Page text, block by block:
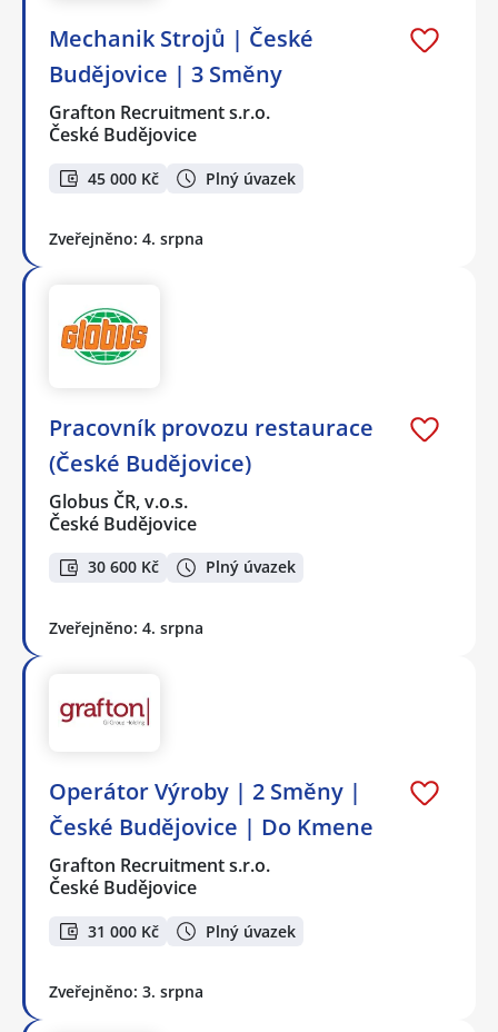
Mechanik Strojů | České
Budějovice | 3 Směny
Grafton Recruitment s.r.o.
České Budějovice
45 000 Kč Plný úvazek
Zveřejněno: 4. srpna
Pracovník provozu restaurace
(České Budějovice)
Globus ČR, v.o.s.
České Budějovice
30 600 Kč Plný úvazek
Zveřejněno: 4. srpna
Operátor Výroby | 2 Směny |
České Budějovice | Do Kmene
Grafton Recruitment s.r.o.
České Budějovice
31 000 Kč Plný úvazek
Zveřejněno: 3. srpna